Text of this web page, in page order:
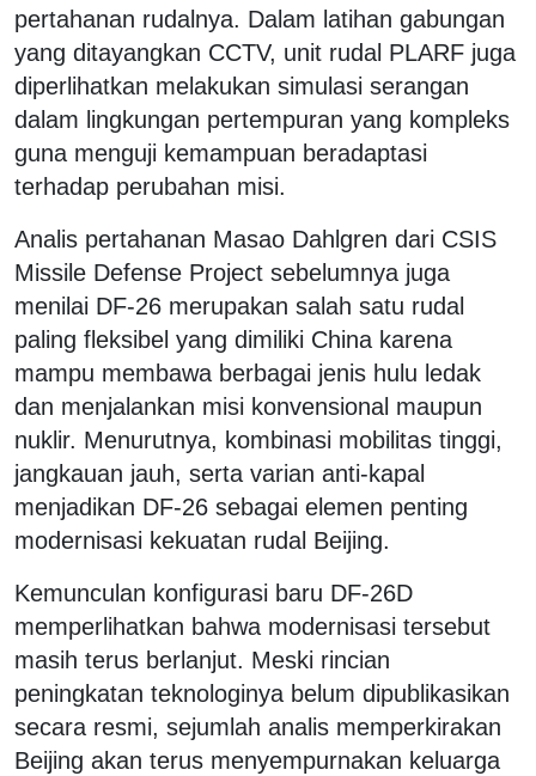
pertahanan rudalnya. Dalam latihan gabungan
yang ditayangkan CCTV, unit rudal PLARF juga
diperlihatkan melakukan simulasi serangan
dalam lingkungan pertempuran yang kompleks
guna menguji kemampuan beradaptasi
terhadap perubahan misi.
Analis pertahanan Masao Dahlgren dari CSIS
Missile Defense Project sebelumnya juga
menilai DF-26 merupakan salah satu rudal
paling fleksibel yang dimiliki China karena
mampu membawa berbagai jenis hulu ledak
dan menjalankan misi konvensional maupun
nuklir. Menurutnya, kombinasi mobilitas tinggi,
jangkauan jauh, serta varian anti-kapal
menjadikan DF-26 sebagai elemen penting
modernisasi kekuatan rudal Beijing.
Kemunculan konfigurasi baru DF-26D
memperlihatkan bahwa modernisasi tersebut
masih terus berlanjut. Meski rincian
peningkatan teknologinya belum dipublikasikan
secara resmi, sejumlah analis memperkirakan
Beijing akan terus menyempurnakan keluarga